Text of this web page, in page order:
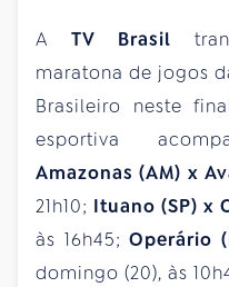
ATV Brasil
maratona de jogos
Brasileiro neste
esportiva
Amazonas (AM) x
21h10; Ituano (SP) x
às 16h45;Operário
domingo (20), às